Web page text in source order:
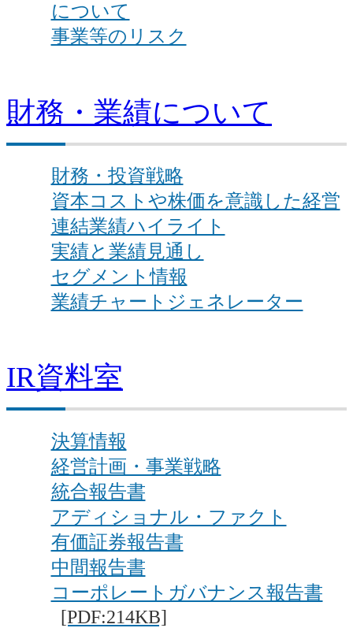
について
事業等のリスク
財務・業績について
財務・投資戦略
資本コストや株価を意識した経営
連結業績ハイライト
実績と業績見通し
セグメント情報
業績チャートジェネレーター
IR資料室
決算情報
経営計画・事業戦略
統合報告書
アディショナル・ファクト
有価証券報告書
中間報告書
コーポレートガバナンス報告書
[PDF:214KB]